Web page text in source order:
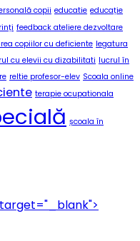
copii educatie educație
feedback ateliere dezvoltare
copiilor cu deficiente legatura
cu elevii cu dizabilitati lucrul în
reltie profesor-elev Scoala online
terapie ocupationala
școala în